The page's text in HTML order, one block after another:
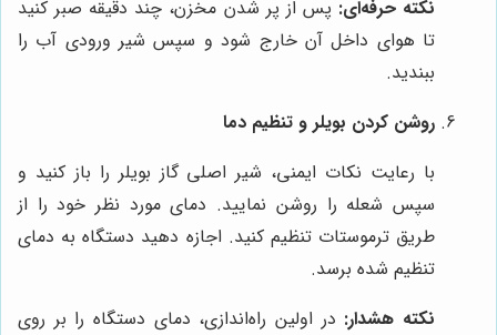
نکته حرفه‌ای: پس از پر شدن مخزن، چند دقیقه صبر کنید
تا هوای داخل آن خارج شود و سپس شیر ورودی آب را
ببندید.
روشن کردن بویلر و تنظیم دما
با رعایت نکات ایمنی، شیر اصلی گاز بویلر را باز کنید و
سپس شعله را روشن نمایید. دمای مورد نظر خود را از
طریق ترموستات تنظیم کنید. اجازه دهید دستگاه به دمای
تنظیم شده برسد.
نکته هشدار: در اولین راه‌اندازی، دمای دستگاه را بر روی